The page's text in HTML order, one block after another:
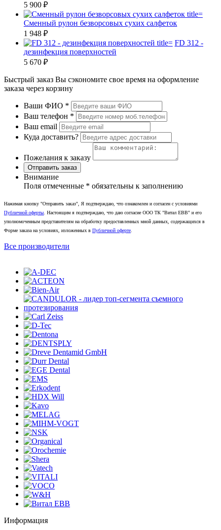
5 900 ₽
Сменный рулон безворсовых сухих салфеток
1 948 ₽
FD 312 -
дезинфекция поверхностей
5 670 ₽
Быстрый заказ Вы сэкономите свое время на оформление
заказа через корзину
Ваши ФИО *
Ваш телефон *
Ваш email
Куда доставить?
Пожелания к заказу
Отправить заказ
Внимание
Поля отмеченные * обязательны к заполнению
Нажимая кнопку "Отправить заказ", Я подтверждаю, что ознакомлен и согласен с условиями
Публичной оферты . Настоящим я подтверждаю, что даю согласие ООО ТК "Витал ЕВВ" и его
уполномоченным представителям на обработку предоставленных мной данных, содержащихся в
Форме заказа на условиях, изложенных в Публичной оферте
Все производители
Информация